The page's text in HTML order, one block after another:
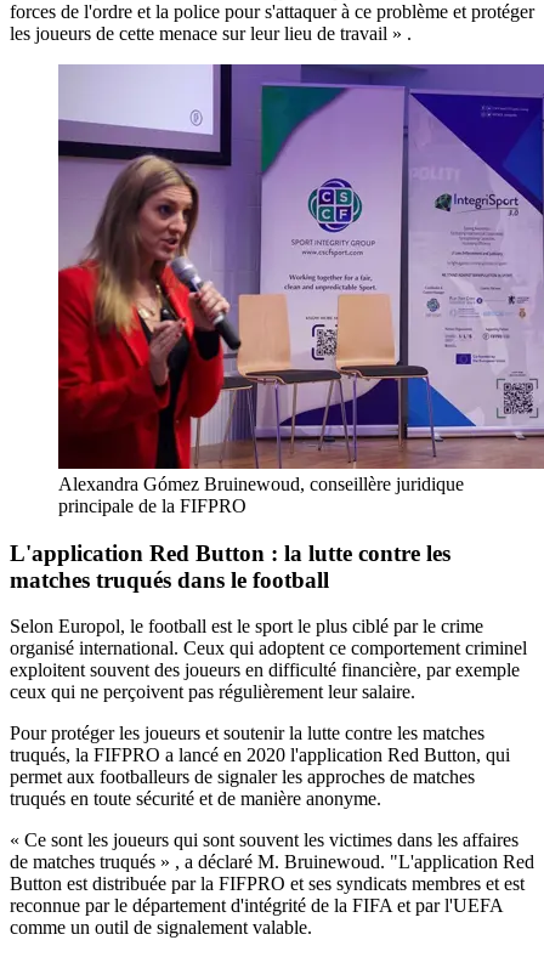
forces de l'ordre et la police pour s'attaquer à ce problème et protéger
les joueurs de cette menace sur leur lieu de travail » .
Alexandra Gómez Bruinewoud, conseillère juridique
principale de la FIFPRO
L'application Red Button : la lutte contre les
matches truqués dans le football
Selon Europol, le football est le sport le plus ciblé par le crime
organisé international. Ceux qui adoptent ce comportement criminel
exploitent souvent des joueurs en difficulté financière, par exemple
ceux qui ne perçoivent pas régulièrement leur salaire.
Pour protéger les joueurs et soutenir la lutte contre les matches
truqués, la FIFPRO a lancé en 2020 l'application Red Button, qui
permet aux footballeurs de signaler les approches de matches
truqués en toute sécurité et de manière anonyme.
« Ce sont les joueurs qui sont souvent les victimes dans les affaires
de matches truqués » , a déclaré M. Bruinewoud. "L'application Red
Button est distribuée par la FIFPRO et ses syndicats membres et est
reconnue par le département d'intégrité de la FIFA et par l'UEFA
comme un outil de signalement valable.